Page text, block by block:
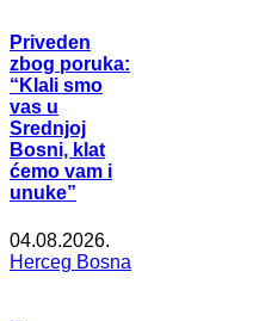
Priveden
zbog poruka:
“Klali smo
vas u
Srednjoj
Bosni, klat
ćemo vam i
unuke”
04.08.2026.
Herceg Bosna